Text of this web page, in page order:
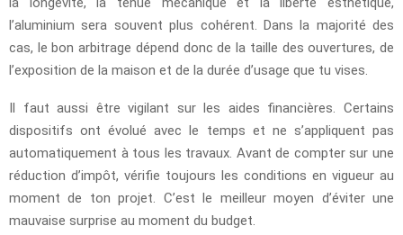
l’aluminium sera souvent plus cohérent. Dans la majorité des
cas, le bon arbitrage dépend donc de la taille des ouvertures, de
l’exposition de la maison et de la durée d’usage que tu vises.
Il faut aussi être vigilant sur les aides financières. Certains
dispositifs ont évolué avec le temps et ne s’appliquent pas
automatiquement à tous les travaux. Avant de compter sur une
réduction d’impôt, vérifie toujours les conditions en vigueur au
moment de ton projet. C’est le meilleur moyen d’éviter une
mauvaise surprise au moment du budget.